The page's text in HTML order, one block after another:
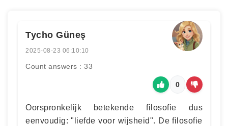
Tycho Güneş
2025-08-23 06:10:10
Count answers : 33
0
Oorspronkelijk betekende filosofie dus
eenvoudig: "liefde voor wijsheid". De filosofie